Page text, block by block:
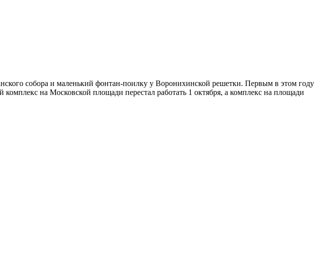
собора и маленький фонтан-поилку у Воронихинской решетки. Первым в этом году
на Московской площади перестал работать 1 октября, а комплекс на площади